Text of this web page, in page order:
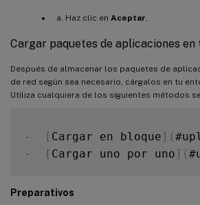
Haz clic en Aceptar
Cargar paquetes de aplicaciones en
Después de almacenar los paquetes de
de red según sea necesario, cárgalos en tu
Utiliza cualquiera de los siguientes métodos
- [ Cargar en bloque ] (
-
[ Cargar uno por uno ] (
Preparativos